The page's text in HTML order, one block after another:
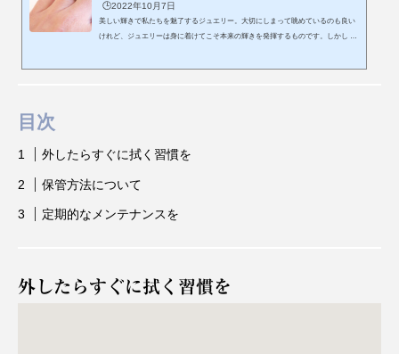
🕒️2022年10月7日
美しい輝きで私たちを魅了するジュエリー。大切にしまって眺めているのも良い
けれど、ジュエリーは身に着けてこそ本来の輝きを発揮するものです。しかし ふ
目次
外したらすぐに拭く習慣を
保管方法について
定期的なメンテナンスを
外したらすぐに拭く習慣を